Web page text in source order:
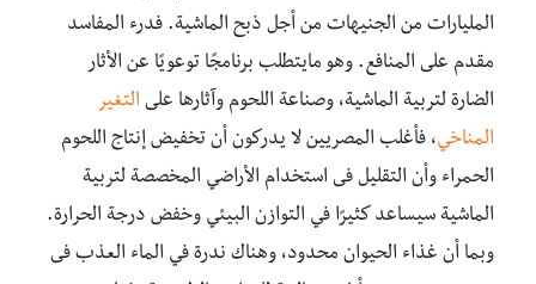
المليارات من الجنيهات من أجل ذبح الماشية. فدرء المفاسد
مقدم على المنافع. وهو مايتطلب برنامجًا توعويًا عن الأثار
الضارة لتربية الماشية، وصناعة اللحوم وآثارها على التغير
المناخي، فأغلب المصريين لا يدركون أن تخفيض إنتاج اللحوم
الحمراء وأن التقليل فى استخدام الأراضي المخصصة لتربية
الماشية سيساعد كثيرًا في التوازن البيئي وخفض درجة الحرارة.
وبما أن غذاء الحيوان محدود، وهناك ندرة في الماء العذب فى